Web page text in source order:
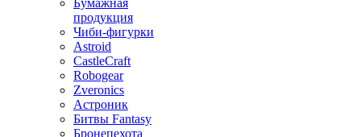
Бумажная
продукция
Чиби-фигурки
Astroid
CastleCraft
Robogear
Zveronics
Астроник
Битвы Fantasy
Бронепехота